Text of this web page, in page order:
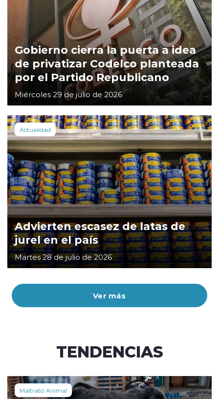
Ver más
Gobierno cierra la puerta a idea
de privatizar Codelco planteada
por el Partido Republicano
Miércoles 29 de julio de 2026
Actualidad
Advierten escasez de latas de
jurel en el país
Martes 28 de julio de 2026
TENDENCIAS
Maltrato Animal